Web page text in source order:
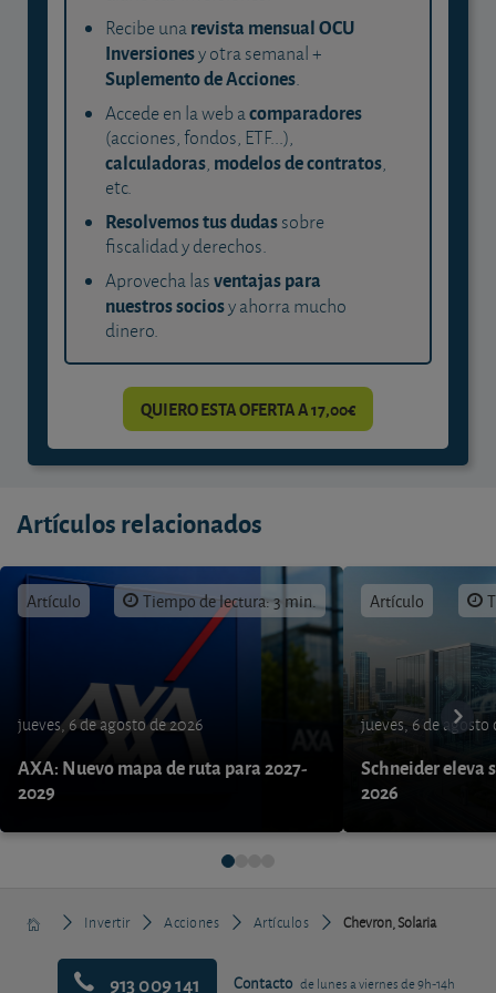
Recibe unarevista mensual OCU
Inversionesy otra semanal +
Suplemento de Acciones.
Accede en la web acomparadores
(acciones, fondos, ETF...),
calculadoras, modelos de contratos,
etc.
Resolvemos tus dudassobre
fiscalidad y derechos.
Aprovecha lasventajas para
nuestros sociosy ahorra mucho
dinero.
QUIERO ESTA OFERTA A 17,00€
Artículos relacionados
Artículo Tiempo de lectura: 3 min.
jueves, 6 de agosto de 2026
AXA: Nuevo mapa de ruta para 2027-
2029
Artículo
jueves, 6 de agosto
Schneider eleva
2026
Invertir Acciones Artículos Chevron, Solaria
913 009 141 Contacto de lunes a viernes de 9h-14h